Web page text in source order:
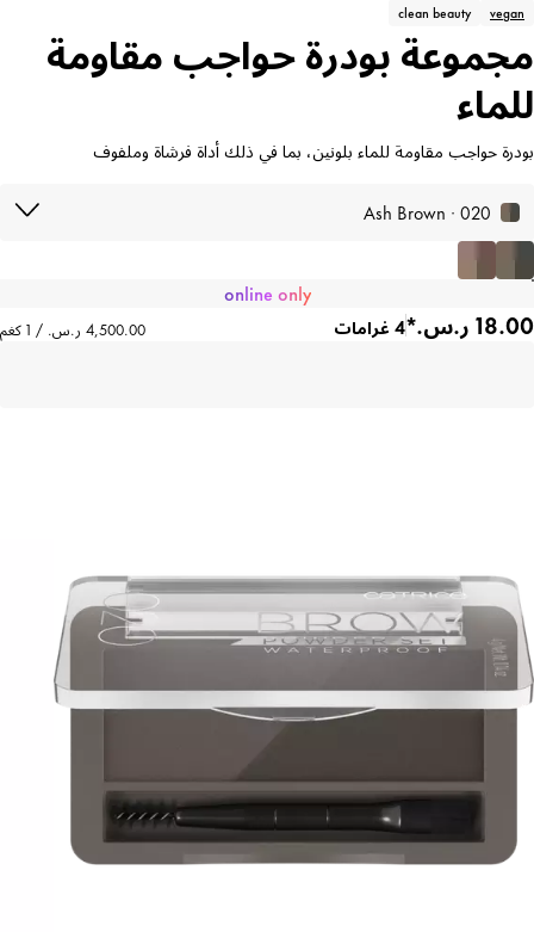
vegan
clean beauty
مجموعة بودرة حواجب مقاومة
للماء
بودرة حواجب مقاومة للماء بلونين، بما في ذلك أداة فرشاة وملفوف
020 · Ash Brown
online only
4 غرامات